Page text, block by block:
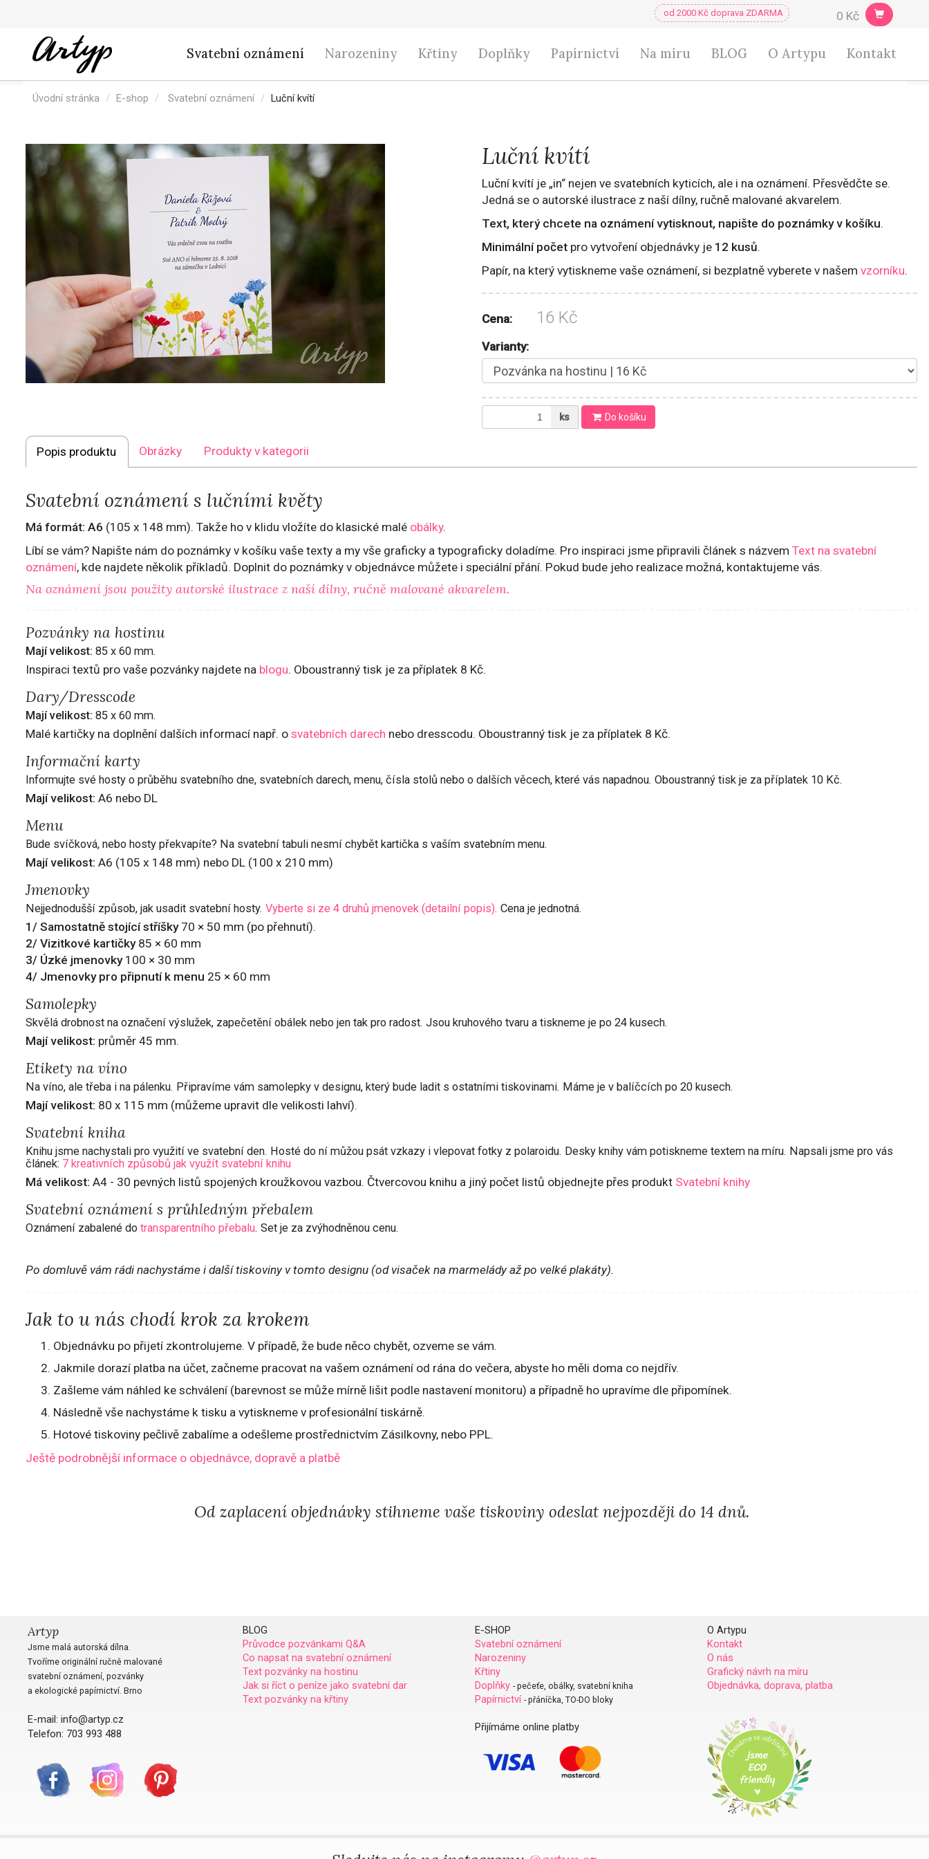
0 Kč
Svatební oznámení Narozeniny Křtiny Doplňky Papírnictví Na míru BLOG O Artypu Kontakt
Úvodní stránka E-shop Svatební oznámení Luční kvítí
Luční kvítí
Luční kvítí je „in“ nejen ve svatebních kyticích, ale i na oznámení. Přesvědčte se.
Jedná se o autorské ilustrace z naší dílny, ručně malované akvarelem.
Text, který chcete na oznámení vytisknout, napište do poznámky v košíku.
Minimální počet pro vytvoření objednávky je 12 kusů.
Papír, na který vytiskneme vaše oznámení, si bezplatně vyberete v našem vzorníku.
Cena: 16 Kč
Varianty:
ks Do košíku
Popis produktu Obrázky Produkty v kategorii
Svatební oznámení s lučními květy
Má formát: A6 (105 x 148 mm). Takže ho v klidu vložíte do klasické malé obálky.
Líbí se vám? Napište nám do poznámky v košíku vaše texty a my vše graficky a typograficky doladíme. Pro inspiraci jsme připravili článek s názvem Text na svatební
oznámení, kde najdete několik příkladů. Doplnit do poznámky v objednávce můžete i speciální přání. Pokud bude jeho realizace možná, kontaktujeme vás.
Na oznámení jsou použity autorské ilustrace z naší dílny, ručně malované akvarelem.
Pozvánky na hostinu
Mají velikost: 85 x 60 mm.
Inspiraci textů pro vaše pozvánky najdete na blogu. Oboustranný tisk je za příplatek 8 Kč.
Dary/Dresscode
Mají velikost: 85 x 60 mm.
Malé kartičky na doplnění dalších informací např. o svatebních darech nebo dresscodu. Oboustranný tisk je za příplatek 8 Kč.
Informační karty
Informujte své hosty o průběhu svatebního dne, svatebních darech, menu, čísla stolů nebo o dalších věcech, které vás napadnou. Oboustranný tisk je za příplatek 10 Kč.
Mají velikost: A6 nebo DL
Menu
Bude svíčková, nebo hosty překvapíte? Na svatební tabuli nesmí chybět kartička s vaším svatebním menu.
Mají velikost: A6 (105 x 148 mm) nebo DL (100 x 210 mm)
Jmenovky
Nejjednodušší způsob, jak usadit svatební hosty. Vyberte si ze 4 druhů jmenovek (detailní popis). Cena je jednotná.
1/ Samostatně stojící stříšky70 × 50 mm (po přehnutí).
2/ Vizitkové kartičky85 × 60 mm
3/ Úzké jmenovky100 × 30 mm
4/ Jmenovky pro připnutí k menu 25 × 60 mm
Samolepky
Skvělá drobnost na označení výslužek, zapečetění obálek nebo jen tak pro radost. Jsou kruhového tvaru a tiskneme je po 24 kusech.
Mají velikost: průměr 45 mm.
Etikety na víno
Na víno, ale třeba i na pálenku. Připravíme vám samolepky v designu, který bude ladit s ostatními tiskovinami. Máme je v balíčcích po 20 kusech.
Mají velikost: 80 x 115 mm (můžeme upravit dle velikosti lahví).
Svatební kniha
Knihu jsme nachystali pro využití ve svatební den. Hosté do ní můžou psát vzkazy i vlepovat fotky z polaroidu. Desky knihy vám potiskneme textem na míru. Napsali jsme pro vás
článek: 7 kreativních způsobů jak využít svatební knihu
Má velikost: A4 - 30 pevných listů spojených kroužkovou vazbou. Čtvercovou knihu a jiný počet listů objednejte přes produkt Svatební knihy
Svatební oznámení s průhledným přebalem
Oznámení zabalené do transparentního přebalu. Set je za zvýhodněnou cenu.
Po domluvě vám rádi nachystáme i další tiskoviny v tomto designu (od visaček na marmelády až po velké plakáty).
Jak to u nás chodí krok za krokem
Objednávku po přijetí zkontrolujeme. V případě, že bude něco chybět, ozveme se vám.
Jakmile dorazí platba na účet, začneme pracovat na vašem oznámení od rána do večera, abyste ho měli doma co nejdřív.
Zašleme vám náhled ke schválení (barevnost se může mírně lišit podle nastavení monitoru) a případně ho upravíme dle připomínek.
Následně vše nachystáme k tisku a vytiskneme v profesionální tiskárně.
Hotové tiskoviny pečlivě zabalíme a odešleme prostřednictvím Zásilkovny, nebo PPL.
Ještě podrobnější informace o objednávce, dopravě a platbě
Od zaplacení objednávky stihneme vaše tiskoviny odeslat nejpozději do 14 dnů.
Artyp
Jsme malá autorská dílna.
Tvoříme originální ručně malované
svatební oznámení, pozvánky
a ekologické papírnictví. Brno
E-mail: info@artyp.cz
Telefon: 703 993 488
BLOG
Průvodce pozvánkami Q&A
Co napsat na svatební oznámení
Text pozvánky na hostinu
Jak si říct o peníze jako svatební dar
Text pozvánky na křtiny
E-SHOP
Svatební oznámení
Narozeniny
Křtiny
Doplňky - pečeťe, obálky, svatební kniha
Papírnictví - přáníčka, TO-DO bloky
Přijímáme online platby
O Artypu
Kontakt
O nás
Grafický návrh na míru
Objednávka, doprava, platba